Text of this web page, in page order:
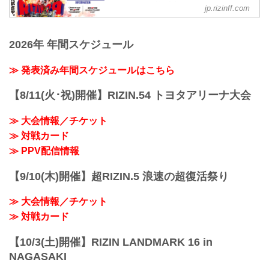
す。返金受付までご案内致します。返金
手続きに関しましては、当日会場のみで
しくお願い致します。
【4/23更新】開催日延期に関して
しておりました...
阪にて開催を予定しておりましたYogibo
（日）へ延期となりました。（ご購入の
チケットは延期日程にそのままご利用に
開催日延期に伴うチケットの払戻しに関
jp.rizinff.com
2026年 年間スケジュール
≫ 発表済み年間スケジュールはこちら
【8/11(火･祝)開催】RIZIN.54 トヨタアリーナ大会
≫ 大会情報／チケット
≫ 対戦カード
≫ PPV配信情報
【9/10(木)開催】超RIZIN.5 浪速の超復活祭り
≫ 大会情報／チケット
≫ 対戦カード
【10/3(土)開催】RIZIN LANDMARK 16 in
NAGASAKI